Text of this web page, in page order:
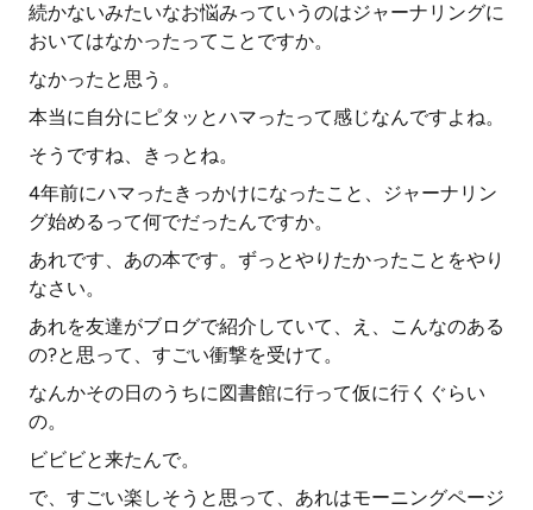
続かないみたいなお悩みっていうのはジャーナリングに
おいてはなかったってことですか。
なかったと思う。
本当に自分にピタッとハマったって感じなんですよね。
そうですね、きっとね。
4年前にハマったきっかけになったこと、ジャーナリン
グ始めるって何でだったんですか。
あれです、あの本です。ずっとやりたかったことをやり
なさい。
あれを友達がブログで紹介していて、え、こんなのある
の?と思って、すごい衝撃を受けて。
なんかその日のうちに図書館に行って仮に行くぐらい
の。
ビビビと来たんで。
で、すごい楽しそうと思って、あれはモーニングページ